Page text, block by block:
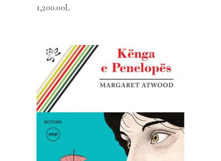
1,200.00L
SHTOJE NË SHPORTË